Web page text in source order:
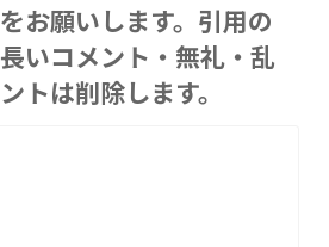
お願いします。引用の
いコメント・無礼・乱
トは削除します。